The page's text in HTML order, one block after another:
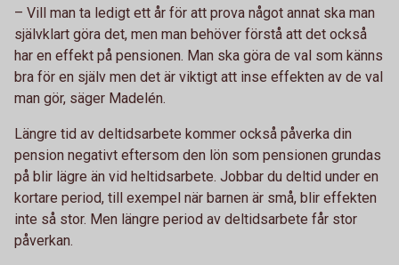
– Vill man ta ledigt ett år för att prova något annat ska man
självklart göra det, men man behöver förstå att det också
har en effekt på pensionen. Man ska göra de val som känns
bra för en själv men det är viktigt att inse effekten av de val
man gör, säger Madelén.
Längre tid av deltidsarbete kommer också påverka din
pension negativt eftersom den lön som pensionen grundas
på blir lägre än vid heltidsarbete. Jobbar du deltid under en
kortare period, till exempel när barnen är små, blir effekten
inte så stor. Men längre period av deltidsarbete får stor
påverkan.